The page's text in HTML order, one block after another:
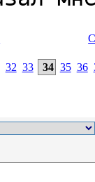
32 33 34 35 36